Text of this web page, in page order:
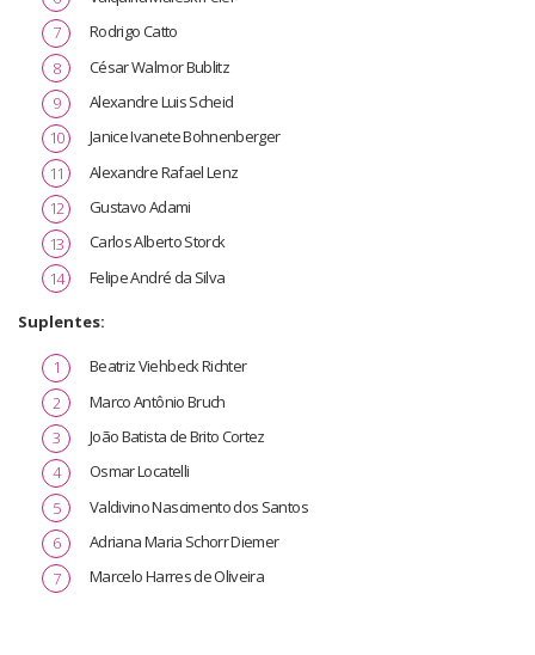
Rodrigo Catto
César Walmor Bublitz
Alexandre Luis Scheid
Janice Ivanete Bohnenberger
Alexandre Rafael Lenz
Gustavo Adami
Carlos Alberto Storck
Felipe André da Silva
Suplentes:
Beatriz Viehbeck Richter
Marco Antônio Bruch
João Batista de Brito Cortez
Osmar Locatelli
Valdivino Nascimento dos Santos
Adriana Maria Schorr Diemer
Marcelo Harres de Oliveira